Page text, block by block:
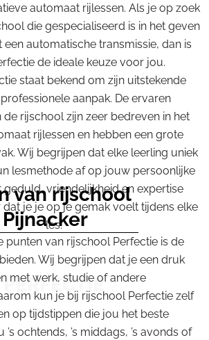
automaat rijlessen. Als je op zoek
die gespecialiseerd is in het geven
een automatische transmissie, dan is
de ideale keuze voor jou.
staat bekend om zijn uitstekende
aanpak. De ervaren
rijschool zijn zeer bedreven in het
rijlessen en hebben een grote
Wij begrijpen dat elke leerling uniek
lesmethode af op jouw persoonlijke
geduld, vriendelijkheid en expertise
je je op je gemak voelt tijdens elke
les.
van rijschool
punten van rijschool Perfectie is de
Wij begrijpen dat je een druk
met werk, studie of andere
kun je bij rijschool Perfectie zelf
op tijdstippen die jou het beste
’s ochtends, ’s middags, ’s avonds of